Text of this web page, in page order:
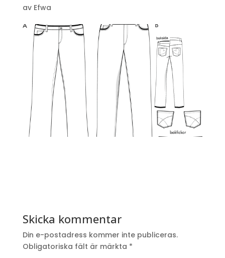
av Efwa
Skicka kommentar
Din e-postadress kommer inte publiceras.
Obligatoriska fält är märkta *